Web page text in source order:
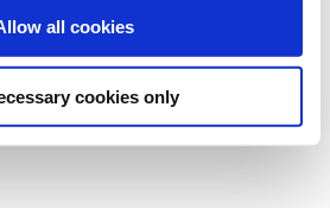
all cookies
cookies only